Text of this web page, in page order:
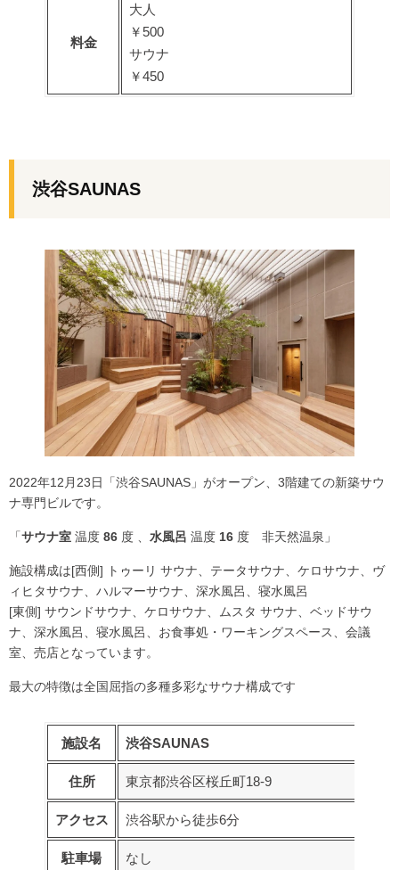
料金
大人
￥500
サウナ
￥450
渋谷SAUNAS
2022年12月23日「渋谷SAUNAS」がオープン、3階建ての新築サウ
ナ専門ビルです。
「サウナ室 温度 86 度 、 水風呂 温度 16 度 非天然温泉」
施設構成は[西側] トゥーリ サウナ、テータサウナ、ケロサウナ、ヴ
ィヒタサウナ、ハルマーサウナ、深水風呂、寝水風呂
[東側] サウンドサウナ、ケロサウナ、ムスタ サウナ、ベッドサウ
ナ、深水風呂、寝水風呂、お食事処・ワーキングスペース、会議
室、売店となっています。
最大の特徴は全国屈指の多種多彩なサウナ構成です
施設名 渋谷SAUNAS
住所 東京都渋谷区桜丘町18-9
アクセス 渋谷駅から徒歩6分
駐車場 なし